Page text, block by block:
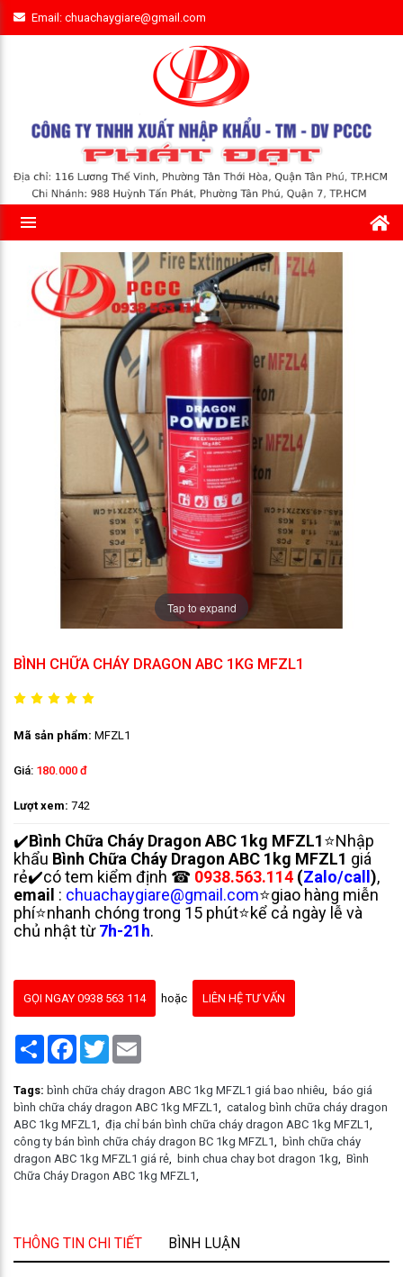
Email: chuachaygiare@gmail.com
Tap to expand
BÌNH CHỮA CHÁY DRAGON ABC 1KG MFZL1
Mã sản phẩm: MFZL1
Giá: 180.000 đ
Lượt xem: 742
✔️Bình Chữa Cháy Dragon ABC 1kg MFZL1⭐Nhập
khẩu Bình Chữa Cháy Dragon ABC 1kg MFZL1 giá
rẻ✔️có tem kiểm định ☎ 0938.563.114 (Zalo/call),
email : chuachaygiare@gmail.com⭐giao hàng miễn
phí⭐nhanh chóng trong 15 phút⭐kể cả ngày lễ và
chủ nhật từ7h-21h.
GỌI NGAY 0938 563 114 hoặc LIÊN HỆ TƯ VẤN
Share Facebook
Twitter
Tags: bình chữa cháy dragon ABC 1kg MFZL1 giá bao nhiêu
báo giá
bình chữa cháy dragon ABC 1kg MFZL1
catalog bình chữa cháy dragon
ABC 1kg MFZL1
địa chỉ bán bình chữa cháy dragon ABC 1kg MFZL1
công ty bán bình chữa cháy dragon BC 1kg MFZL1
bình chữa cháy
dragon ABC 1kg MFZL1 giá rẻ binh chua chay bot dragon 1kg
Bình
Chữa Cháy Dragon ABC 1kg MFZL1
THÔNG TIN CHI TIẾT BÌNH LUẬN